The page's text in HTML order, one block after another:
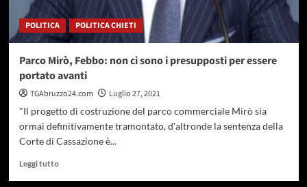
POLITICA POLITICA CHIETI
Parco Mirò, Febbo: non ci sono i presupposti per essere
portato avanti
TGAbruzzo24.com
Luglio 27, 2021
"Il progetto di costruzione del parco commerciale Mirò sia
ormai definitivamente tramontato, d'altronde la sentenza della
Corte di Cassazione è...
Leggi tuttoLeggi